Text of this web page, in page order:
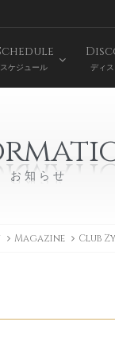
ケジュール ディ
お知らせ
Magazine Club